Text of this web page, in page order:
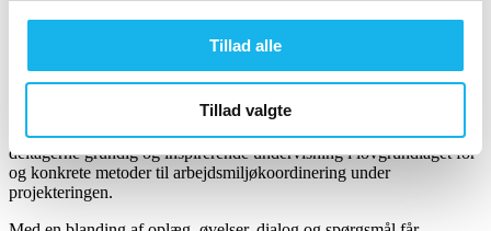
Tillad alle
Tillad valgte
Kurset henvender sig til uddannede arbejdsmiljøkoordinatorer hos
bygherrer, rådgivere og entreprenører, som har behov for mere viden
om arbejdsmiljøkoordinering under projekteringen. Underviser på
kurset er Leif Pugé, JL Engineering A/S.
Med udgangspunkt i Arbejdstilsynets bekendtgørelse om bygherrens
ansvar samt mangeårige erfaringer som arbejdsmiljøkoordinator, får
deltagerne grundig og inspirerende undervisning i lovgrundlaget for
og konkrete metoder til arbejdsmiljøkoordinering under
projekteringen.